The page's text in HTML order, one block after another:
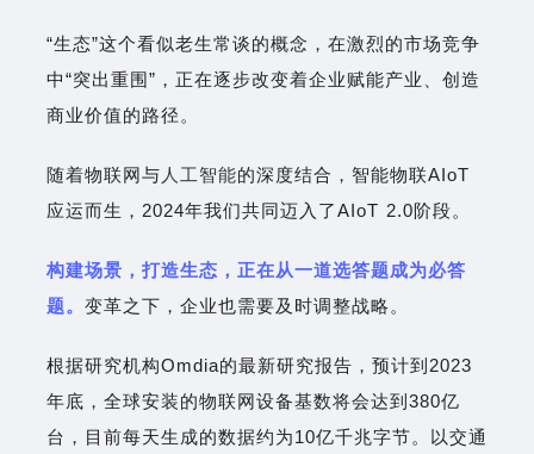
“生态”这个看似老生常谈的概念，在激烈的市场竞争
中“突出重围”，正在逐步改变着企业赋能产业、创造
商业价值的路径。
随着物联网与人工智能的深度结合，智能物联AIoT
应运而生，2024年我们共同迈入了AIoT 2.0阶段。
构建场景，打造生态，正在从一道选答题成为必答
题。 变革之下，企业也需要及时调整战略。
根据研究机构Omdia的最新研究报告，预计到2023
年底，全球安装的物联网设备基数将会达到380亿
台，目前每天生成的数据约为10亿千兆字节。以交通